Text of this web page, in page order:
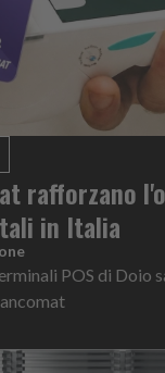
rafforzano
in Italia
POS di Doio